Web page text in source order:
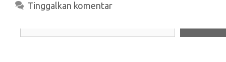
Tinggalkan komentar
Search